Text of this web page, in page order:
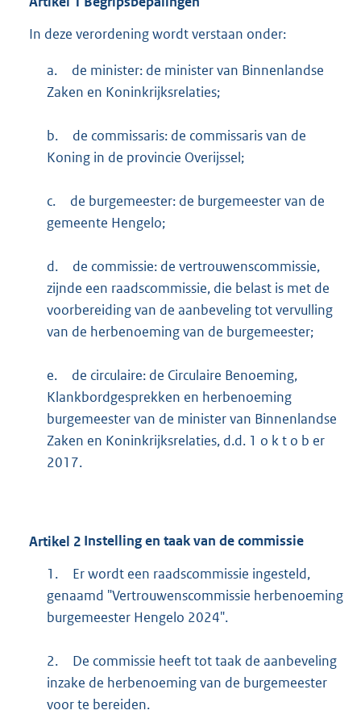
In deze verordening wordt verstaan onder:
a.
de minister: de minister van Binnenlandse
Zaken en Koninkrijksrelaties;
b.
de commissaris: de commissaris van de
Koning in de provincie Overijssel;
c.
de burgemeester: de burgemeester van de
gemeente Hengelo;
d.
de commissie: de vertrouwenscommissie,
zijnde een raadscommissie, die belast is met de
voorbereiding van de aanbeveling tot vervulling
van de herbenoeming van de burgemeester;
e.
de circulaire: de Circulaire Benoeming,
Klankbordgesprekken en herbenoeming
burgemeester van de minister van Binnenlandse
Zaken en Koninkrijksrelaties, d.d. 1 o k t o b er
2017.
Artikel 2 Instelling en taak van de commissie
1.
Er wordt een raadscommissie ingesteld,
genaamd "Vertrouwenscommissie herbenoeming
burgemeester Hengelo 2024".
2.
De commissie heeft tot taak de aanbeveling
inzake de herbenoeming van de burgemeester
voor te bereiden.